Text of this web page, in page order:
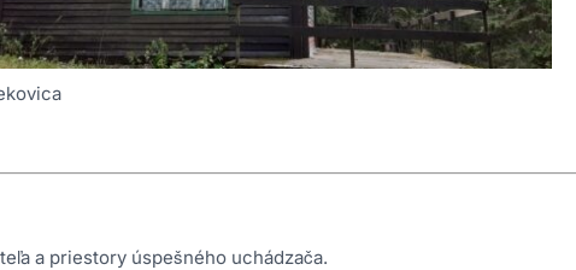
a priestory úspešného uchádzača.